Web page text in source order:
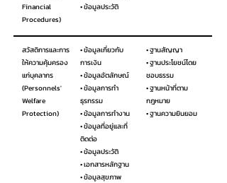
Financial
Procedures)
• ข้อมูลประวัติ
สวัสดิการและการ
ให้ความคุ้มครอง
แก่บุคลากร
(Personnels'
Welfare
Protection)
• ข้อมูลเกี่ยวกับ
การเงิน
• ข้อมูลอัตลักษณ์
• ข้อมูลการทำ
ธุรกรรม
• ข้อมูลการทำงาน
• ข้อมูลที่อยู่และที่
ติดต่อ
• ข้อมูลประวัติ
• เอกสารหลักฐาน
• ข้อมูลสุขภาพ
• ฐานสัญญา
• ฐานประโยชน์โดย
ชอบธรรม
• ฐานหน้าที่ตาม
กฎหมาย
• ฐานความยินยอม